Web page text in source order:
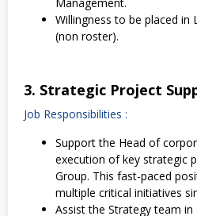
Willingness to be placed in
(non roster).
3. Strategic Project
Job Responsibilities :
Support the Head of
execution of key strategic
Group. This fast-paced
multiple critical initiatives
Assist the Strategy team